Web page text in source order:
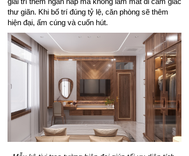
thư giãn. Khi bố trí đúng tỷ lệ, căn phòng sẽ thêm
hiện đại, ấm cúng và cuốn hút.